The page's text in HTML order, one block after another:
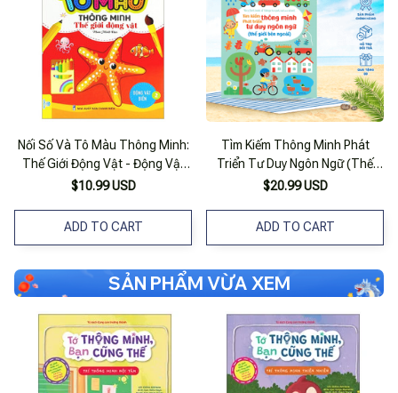
Nối Số Và Tô Màu Thông Minh:
Thế Giới Động Vật - Động Vật
Biển - Tập 2 (song Ngữ Anh -
$10.99 USD
ADD TO CART
Tìm Kiếm Thông Minh Phát
Triển Tư Duy Ngôn Ngữ (Thế
Giới Bên Ngoài)
$20.99 USD
ADD TO CART
SẢN PHẨM VỪA XEM